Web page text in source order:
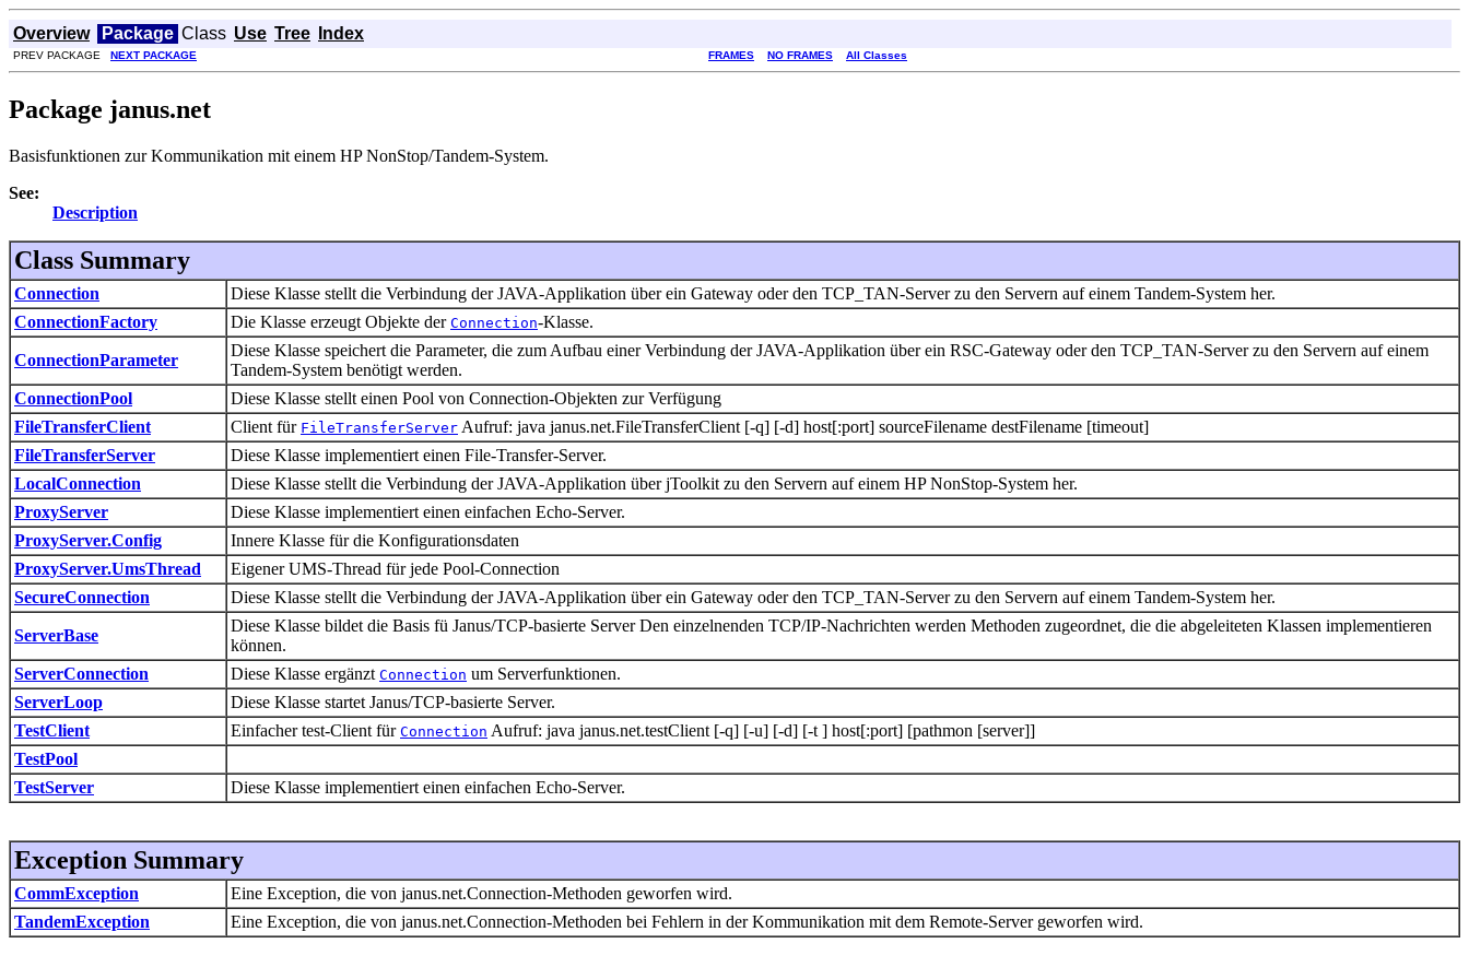
Overview Package Class Use Tree Index
PREV PACKAGE NEXT PACKAGE FRAMES NO FRAMES All Classes
Package janus.net
Basisfunktionen zur Kommunikation mit einem HP NonStop/Tandem-System.
See:
Description
Class Summary
Connection
Diese Klasse stellt die Verbindung der JAVA-Applikation über ein Gateway oder den TCP_TAN-Server zu den Servern auf einem Tandem-System her.
ConnectionFactory
Die Klasse erzeugt Objekte der Connection-Klasse.
ConnectionParameter
Diese Klasse speichert die Parameter, die zum Aufbau einer Verbindung der JAVA-Applikation über ein RSC-Gateway oder den TCP_TAN-Server zu den Servern auf einem
Tandem-System benötigt werden.
ConnectionPool
Diese Klasse stellt einen Pool von Connection-Objekten zur Verfügung
FileTransferClient
Client für FileTransferServer Aufruf: java janus.net.FileTransferClient [-q] [-d] host[:port] sourceFilename destFilename [timeout]
FileTransferServer
Diese Klasse implementiert einen File-Transfer-Server.
LocalConnection
Diese Klasse stellt die Verbindung der JAVA-Applikation über jToolkit zu den Servern auf einem HP NonStop-System her.
ProxyServer
Diese Klasse implementiert einen einfachen Echo-Server.
ProxyServer.Config
Innere Klasse für die Konfigurationsdaten
ProxyServer.UmsThread
Eigener UMS-Thread für jede Pool-Connection
SecureConnection
Diese Klasse stellt die Verbindung der JAVA-Applikation über ein Gateway oder den TCP_TAN-Server zu den Servern auf einem Tandem-System her.
ServerBase
Diese Klasse bildet die Basis fü Janus/TCP-basierte Server Den einzelnenden TCP/IP-Nachrichten werden Methoden zugeordnet, die die abgeleiteten Klassen implementieren
können.
ServerConnection
Diese Klasse ergänzt Connection um Serverfunktionen.
ServerLoop
Diese Klasse startet Janus/TCP-basierte Server.
TestClient
Einfacher test-Client für Connection Aufruf: java janus.net.testClient [-q] [-u] [-d] [-t ] host[:port] [pathmon [server]]
TestPool
TestServer
Diese Klasse implementiert einen einfachen Echo-Server.
Exception Summary
CommException
Eine Exception, die von janus.net.Connection-Methoden geworfen wird.
TandemException
Eine Exception, die von janus.net.Connection-Methoden bei Fehlern in der Kommunikation mit dem Remote-Server geworfen wird.